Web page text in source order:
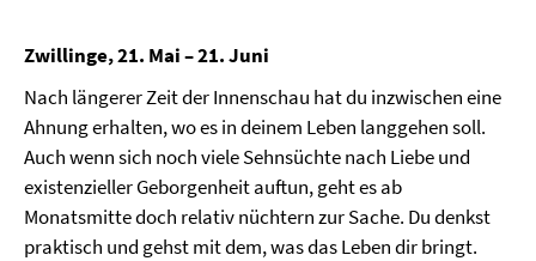
Zwillinge, 21. Mai – 21. Juni
Nach längerer Zeit der Innenschau hat du inzwischen eine
Ahnung erhalten, wo es in deinem Leben langgehen soll.
Auch wenn sich noch viele Sehnsüchte nach Liebe und
existenzieller Geborgenheit auftun, geht es ab
Monatsmitte doch relativ nüchtern zur Sache. Du denkst
praktisch und gehst mit dem, was das Leben dir bringt.